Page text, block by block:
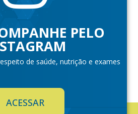
PELO
de saúde, nutrição e exames
ACESSAR